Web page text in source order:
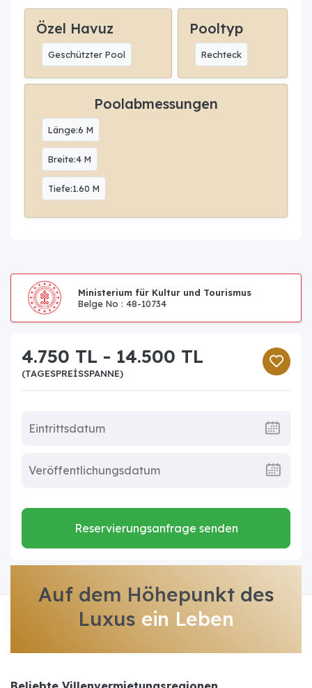
Özel Havuz
Geschützter Pool
Pooltyp
Rechteck
Poolabmessungen
Länge:6 M
Breite:4 M
Tiefe:1.60 M
Ministerium für Kultur und Tourismus
Belge No : 48-10734
4.750 TL - 14.500 TL
(TAGESPREISSPANNE)
Reservierungsanfrage senden
Auf dem Höhepunkt des
Luxus ein Leben